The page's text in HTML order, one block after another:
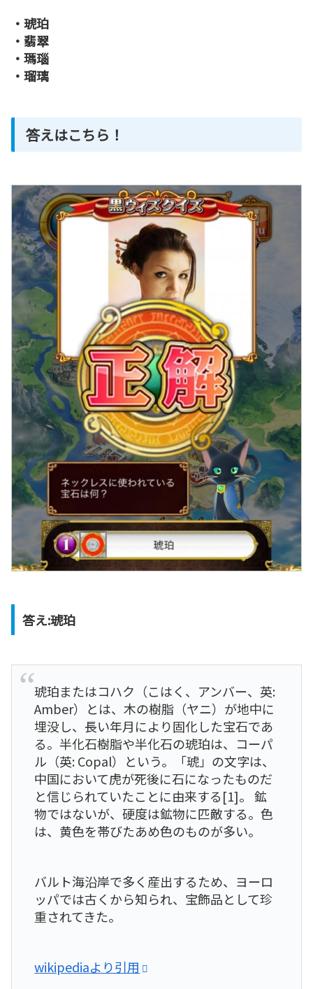
・琥珀
・翡翠
・瑪瑙
・瑠璃
答えはこちら！
答え:琥珀
琥珀またはコハク（こはく、アンバー、英:
Amber）とは、木の樹脂（ヤニ）が地中に
埋没し、長い年月により固化した宝石であ
る。半化石樹脂や半化石の琥珀は、コーパ
ル（英: Copal）という。「琥」の文字は、
中国において虎が死後に石になったものだ
と信じられていたことに由来する[1]。 鉱
物ではないが、硬度は鉱物に匹敵する。色
は、黄色を帯びたあめ色のものが多い。
バルト海沿岸で多く産出するため、ヨーロ
ッパでは古くから知られ、宝飾品として珍
重されてきた。
wikipediaより引用